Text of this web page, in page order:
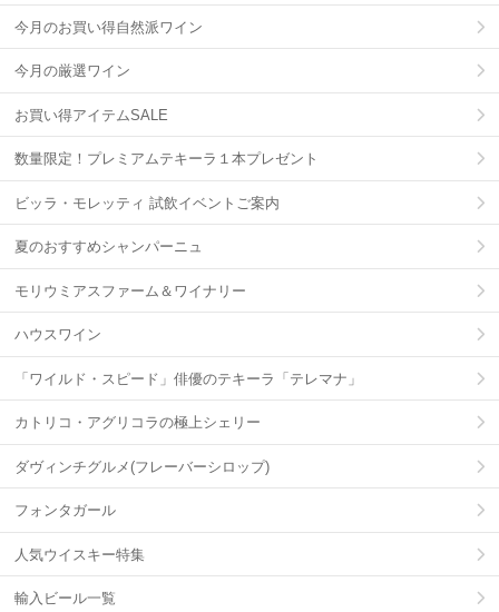
今月のお買い得自然派ワイン
今月の厳選ワイン
お買い得アイテムSALE
数量限定！プレミアムテキーラ１本プレゼント
ビッラ・モレッティ 試飲イベントご案内
夏のおすすめシャンパーニュ
モリウミアスファーム＆ワイナリー
ハウスワイン
「ワイルド・スピード」俳優のテキーラ「テレマナ」
カトリコ・アグリコラの極上シェリー
ダヴィンチグルメ(フレーバーシロップ)
フォンタガール
人気ウイスキー特集
輸入ビール一覧